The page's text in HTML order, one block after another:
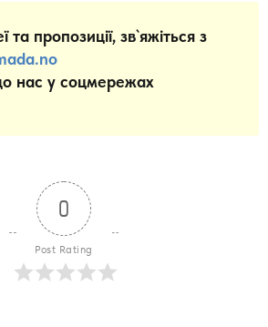
та пропозиції, зв`яжіться з
нас у соцмережах
0
Post Rating